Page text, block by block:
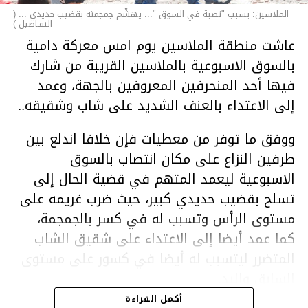
الملاسين: بسبب "نصبة في السوق "... يهشّم جمجمته بقضيب حديدي ... (
التفـاصيل )
عاشت منطقة الملاسين يوم امس معركة دامية
بالسوق الاسبوعية بالملاسين القريبة من شارك
فيها أحد المنحرفين المعروفين بالجهة، وعمد
إلى الاعتداء بالعنف الشديد على شاب وشقيقه..
ووفق ما توفر من معطيات فإن خلافا اندلع بين
طرفين النزاع على مكان انتصاب بالسوق
الاسبوعية ليعمد المتهم في قضية الحال إلى
تسلح بقضيب حديدي كبير، حيث ضرب غريمه على
مستوى الرأس وتسبب له في كسر بالجمجمة،
كما عمد أيضا إلى الاعتداء على شقيق الشاب
المتضرر ليتسبب له أيضا في كسور على مستوى
هذا وقد تمكن أعوان مركز الأمن الوطني بحي
أكمل القراءة